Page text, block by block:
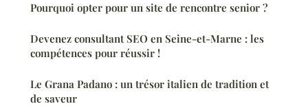
Pourquoi opter pour un site de rencontre senior ?
Devenez consultant SEO en Seine-et-Marne : les
compétences pour réussir !
Le Grana Padano : un trésor italien de tradition et
de saveur